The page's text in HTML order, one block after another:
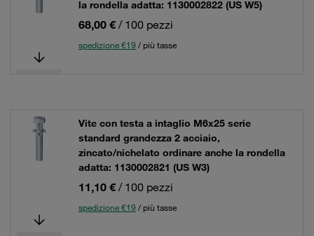
la rondella adatta: 1130002822 (US W5)
68,00 € / 100 pezzi
spedizione €19 / più tasse
Vite con testa a intaglio M6x25 serie
standard grandezza 2 acciaio,
zincato/nichelato ordinare anche la rondella
adatta: 1130002821 (US W3)
11,10 € / 100 pezzi
spedizione €19 / più tasse